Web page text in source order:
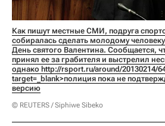
Как пишут местные СМИ, подруга
собиралась сделать молодому
День святого Валентина. Сообщается,
принял ее за грабителя и выстрелил
однако http://rsport.ru/around/20130214/
target=_blank>полиция пока не
версию
© REUTERS / Siphiwe Sibeko